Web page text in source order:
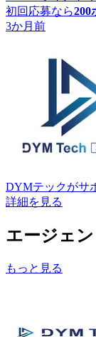
初回応募なら200
3か月前
DYMテックがサ
詳細を見る
エージェ
もっと見る